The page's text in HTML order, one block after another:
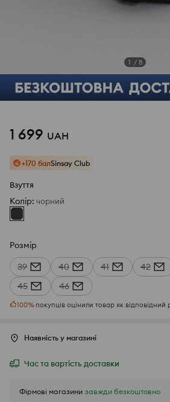
1 / 8
1 699 UAH
+170 балSinsay Club
Взуття
Колір: чорний
Розмір
39 40 41 42
45
46
100% покупців оцінили товар як відповідний
Наявність у магазині
Час та вартість доставки
Фірмові магазини завжди безкоштовно